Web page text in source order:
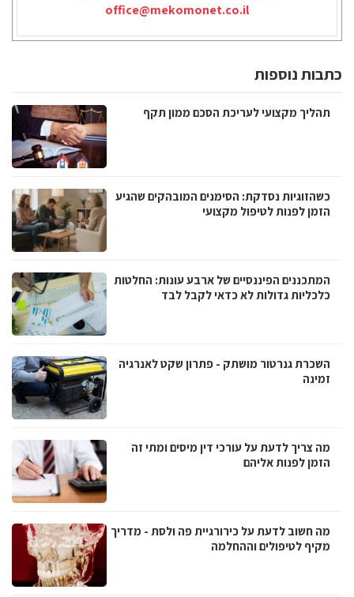
office@mekomonet.co.il
כתבות נוספות
תהליך מקצועי לעריכת הסכם ממון תקף
כשהזוגיות נסדקת: הסימנים המובהקים שהגיע
הזמן לפנות לטיפול מקצועי
המתכננים הפיננסיים של ארבע עונות: החלטות
כלכליות גדולות לא כדאי לקבל לבד
השכרת גנרטור מושתק - פתרון שקט לאנרגיה
זמינה
מה צריך לדעת על עורכי דין מיסים ומתי זה
הזמן לפנות אליהם
מה חשוב לדעת על כירורגיית פה ולסת - מדריך
מקיף לטיפולים וההחלמה